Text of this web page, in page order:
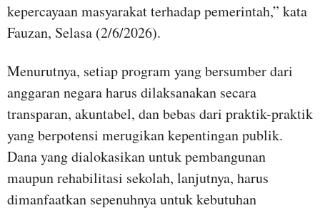
kepercayaan masyarakat terhadap pemerintah,” kata
Fauzan, Selasa (2/6/2026).
Menurutnya, setiap program yang bersumber dari
anggaran negara harus dilaksanakan secara
transparan, akuntabel, dan bebas dari praktik-praktik
yang berpotensi merugikan kepentingan publik.
Dana yang dialokasikan untuk pembangunan
maupun rehabilitasi sekolah, lanjutnya, harus
dimanfaatkan sepenuhnya untuk kebutuhan